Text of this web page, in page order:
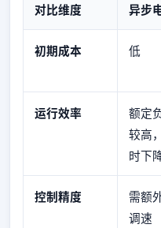
对比维度 异步
初期成本 低
运行效率
额定
较高
时下
控制精度
需额
调速